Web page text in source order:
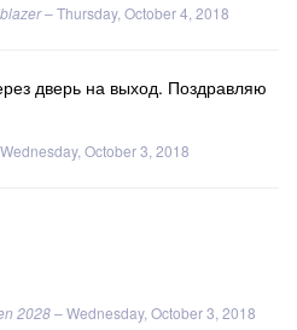
–Thursday, October 4, 2018
дверь на выход. Поздравляю
Wednesday, October 3, 2018
2028–Wednesday, October 3, 2018